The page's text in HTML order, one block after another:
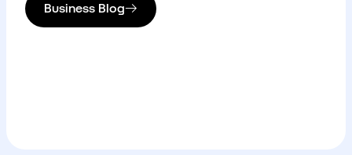
Business Blog